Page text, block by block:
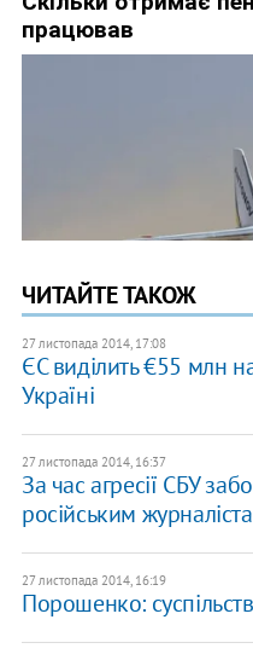
ЧИТАЙТЕ ТАКОЖ
27 листопада 2014, 17:08
ЄС виділить €55 млн
Україні
27 листопада 2014, 16:37
За час агресії СБУ
російським
27 листопада 2014, 16:19
Порошенко: